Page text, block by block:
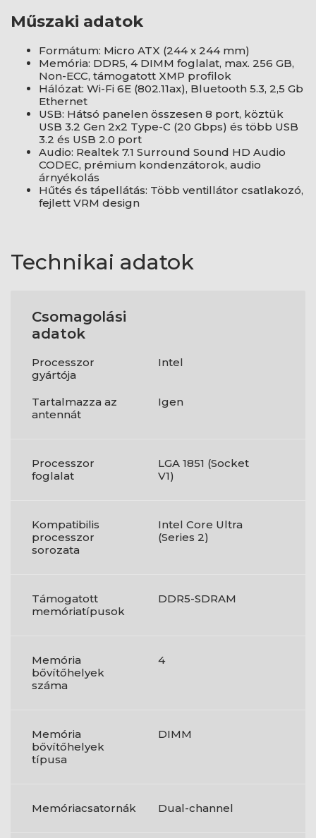
Műszaki adatok
Formátum: Micro ATX (244 x 244 mm)
Memória: DDR5, 4 DIMM foglalat, max. 256 GB,
Non-ECC, támogatott XMP profilok
Hálózat: Wi-Fi 6E (802.11ax), Bluetooth 5.3, 2,5 Gb
Ethernet
USB: Hátsó panelen összesen 8 port, köztük
USB 3.2 Gen 2x2 Type-C (20 Gbps) és több USB
3.2 és USB 2.0 port
Audio: Realtek 7.1 Surround Sound HD Audio
CODEC, prémium kondenzátorok, audio
árnyékolás
Hűtés és tápellátás: Több ventillátor csatlakozó,
fejlett VRM design
Technikai adatok
Csomagolási
adatok
Processzor
gyártója
Intel
Tartalmazza az
antennát
Igen
Processzor
foglalat
LGA 1851 (Socket
V1)
Kompatibilis
processzor
sorozata
Intel Core Ultra
(Series 2)
Támogatott
memóriatípusok
DDR5-SDRAM
Memória
bővítőhelyek
száma
4
Memória
bővítőhelyek
típusa
DIMM
Memóriacsatornák Dual-channel